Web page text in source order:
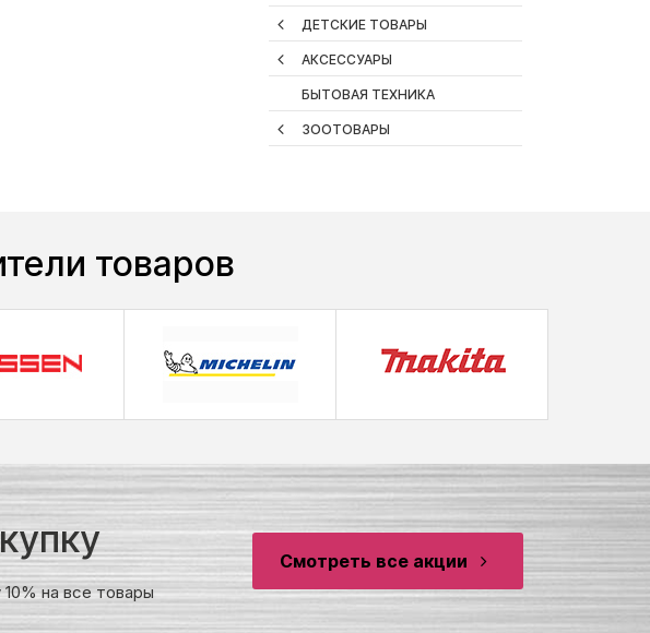
ДЕТСКИЕ ТОВАРЫ
АКСЕССУАРЫ
БЫТОВАЯ ТЕХНИКА
ЗООТОВАРЫ
товаров
на все товары
Смотреть все акции